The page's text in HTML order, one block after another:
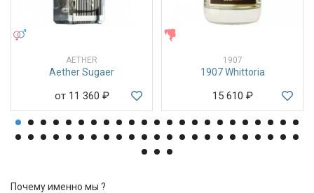
AETHER
Aether Sugaer
от 11 360 ₽
1907
1907 Whittoria
15 610 ₽
Почему именно мы ?